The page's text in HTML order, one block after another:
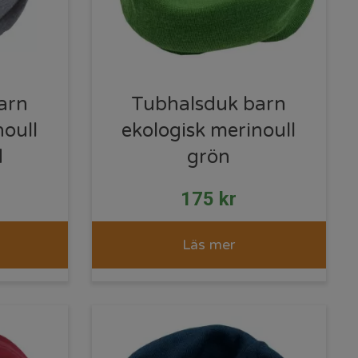
Tubhalsduk barn
ekologisk merinoull
grön
175 kr
Läs mer